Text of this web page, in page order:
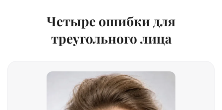
Четыре ошибки для
треугольного лица